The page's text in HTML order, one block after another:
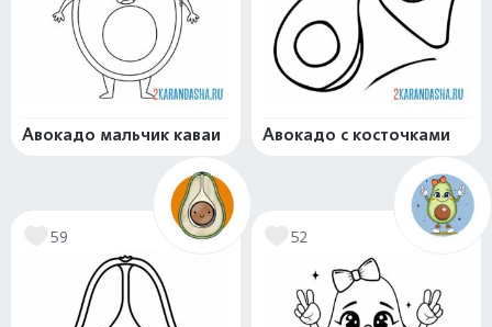
Авокадо мальчик каваи Авокадо с косточками
59 52